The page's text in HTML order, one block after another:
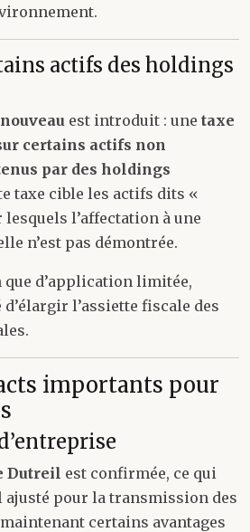
actifs des holdings
nouveau est introduit : une taxe
certains actifs non
par des holdings
taxe cible les actifs dits «
l’affectation à une
n’est pas démontrée.
que d’application limitée,
l’assiette fiscale des
importants pour
Dutreil est confirmée, ce qui
ajusté pour la transmission des
certains avantages